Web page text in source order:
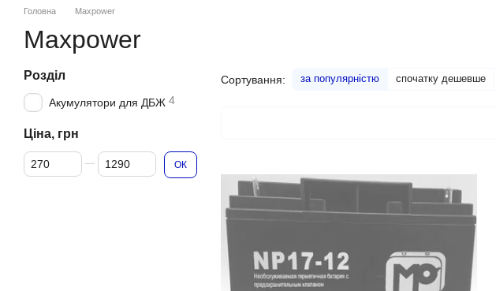
Головна Maxpower
Maxpower
Сортування: за популярністю спочатку дешевше
Розділ
Акумулятори для ДБЖ 4
Ціна, грн
Від Ціна, грн
До Ціна, грн
ОК